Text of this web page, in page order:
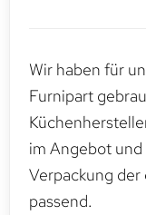
Wir haben für
Furnipart
im Angebot
Verpackung
passend.